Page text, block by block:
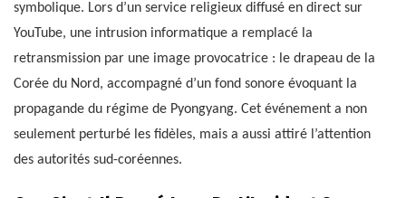
symbolique. Lors d’un service religieux diffusé en direct sur
YouTube, une intrusion informatique a remplacé la
retransmission par une image provocatrice : le drapeau de la
Corée du Nord, accompagné d’un fond sonore évoquant la
propagande du régime de Pyongyang. Cet événement a non
seulement perturbé les fidèles, mais a aussi attiré l’attention
des autorités sud-coréennes.